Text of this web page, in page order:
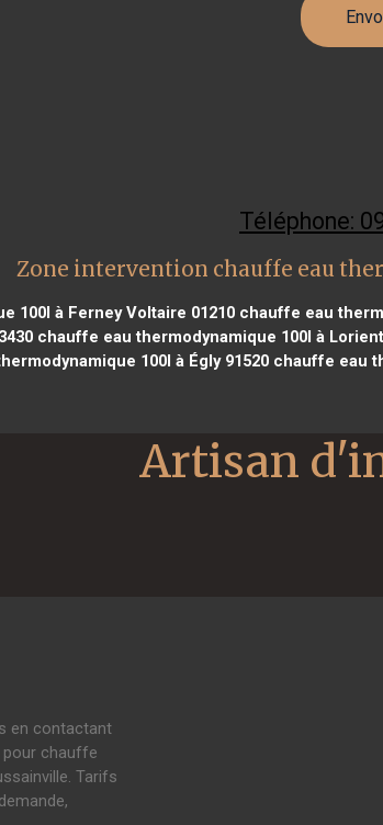
Téléphone:
Zone intervention chauffe eau
100l à Ferney Voltaire 01210 chauffe eau
chauffe eau thermodynamique 100l à Lorient
100l à Égly 91520chauffe eau
en contactant
pour chauffe
Tarifs
Artisan